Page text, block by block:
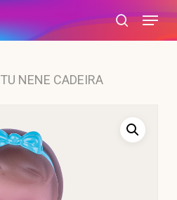
search
Menu
TU NENE CADEIRA